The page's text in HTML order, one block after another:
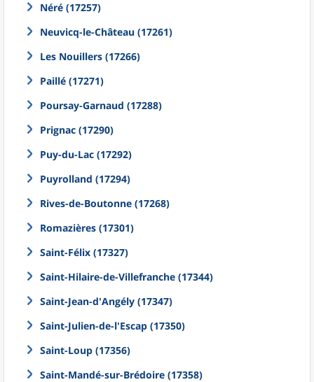
Néré (17257)
Neuvicq-le-Château (17261)
Les Nouillers (17266)
Paillé (17271)
Poursay-Garnaud (17288)
Prignac (17290)
Puy-du-Lac (17292)
Puyrolland (17294)
Rives-de-Boutonne (17268)
Romazières (17301)
Saint-Félix (17327)
Saint-Hilaire-de-Villefranche (17344)
Saint-Jean-d'Angély (17347)
Saint-Julien-de-l'Escap (17350)
Saint-Loup (17356)
Saint-Mandé-sur-Brédoire (17358)